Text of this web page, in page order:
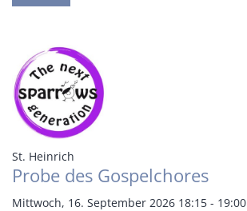
St. Heinrich
Probe des Gospelchores
Mittwoch, 16. September 2026 18:15 - 19:00